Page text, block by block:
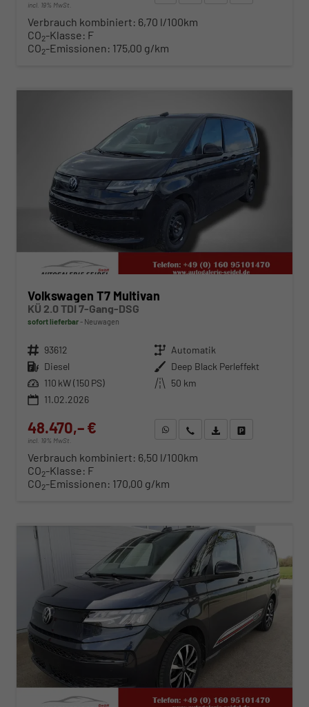
incl. 19% MwSt.
Verbrauch kombiniert: 6,70 l/100km
CO2-Klasse: F
CO2-Emissionen: 175,00 g/km
Volkswagen T7 Multivan
KÜ 2.0 TDI 7-Gang-DSG
sofort lieferbar Neuwagen
Fahrzeugnr. 93612 Getriebe Automatik
Kraftstoff Diesel Außenfarbe Deep Black Perleffekt
Leistung 110 kW (150 PS) Kilometerstand 50 km
11.02.2026
48.470,– €
incl. 19% MwSt.
WhatsApp anfragen
Wir rufen Sie anFahrzeugexposé (PDF)
Verbrauch kombiniert: 6,50 l/100km
CO2-Klasse: F
CO2-Emissionen: 170,00 g/km